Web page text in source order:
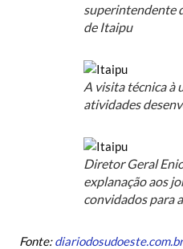
superintendente
de Itaipu
A visita técnica à
atividades
Diretor Geral
explanação aos
convidados para
Fonte:diariodosudoeste.com.br